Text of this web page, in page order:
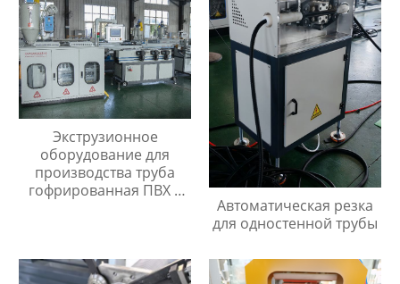
Экструзионное
оборудование для
производства труба
гофрированная ПВХ с
Автоматическая резка
для одностенной трубы